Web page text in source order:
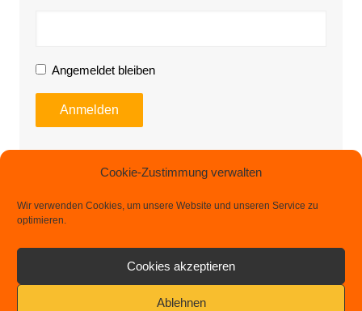
Cookie-Zustimmung verwalten
Wir verwenden Cookies, um unsere Website und unseren Service zu
optimieren.
Cookies akzeptieren
Ablehnen
Angemeldet bleiben
Anmelden
Impressum
Datenschutz